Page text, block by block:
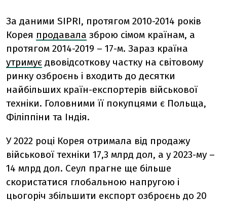
За даними SIPRI, протягом 2010-2014 років
Корея продавала зброю сімом країнам, а
протягом 2014-2019 – 17-м. Зараз країна
утримує двовідсоткову частку на світовому
ринку озброєнь і входить до десятки
найбільших країн-експортерів військової
техніки. Головними її покупцями є Польща,
Філіппіни та Індія.
У 2022 році Корея отримала від продажу
військової техніки 17,3 млрд дол, а у 2023-му –
14 млрд дол. Сеул прагне ще більше
скористатися глобальною напругою і
цьогоріч збільшити експорт озброєнь до 20